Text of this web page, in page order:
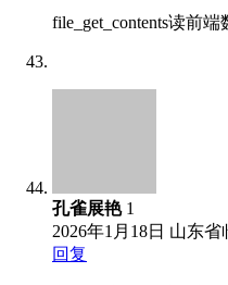
file_get_contents读前
孔雀展艳 1
2026年1月18日 山东省
回复